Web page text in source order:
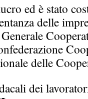
ed è stato
delle
delle
dei